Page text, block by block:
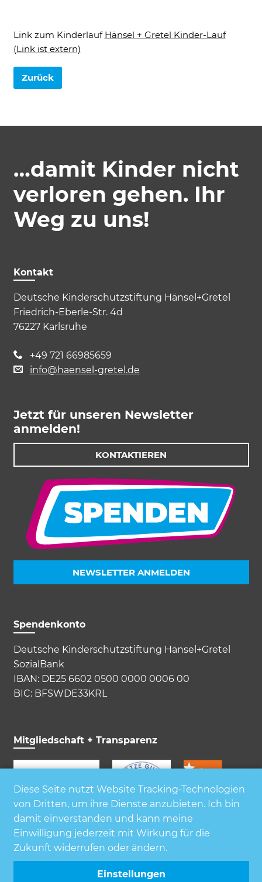
Link zum Kinderlauf Hänsel + Gretel Kinder-Lauf
(Link ist extern)
Zurück
…damit Kinder nicht
verloren gehen. Ihr
Weg zu uns!
Kontakt
Deutsche Kinderschutzstiftung Hänsel+Gretel
Friedrich-Eberle-Str. 4d
76227 Karlsruhe
+49 721 66985659
info@haensel-gretel.de
Jetzt für unseren Newsletter
anmelden!
KONTAKTIEREN
NEWSLETTER ANMELDEN
Spendenkonto
Deutsche Kinderschutzstiftung Hänsel+Gretel
SozialBank
IBAN: DE25 6602 0500 0000 0006 00
BIC: BFSWDE33KRL
Mitgliedschaft + Transparenz
Diese Seite nutzt Website Tracking-Technologien
von Dritten, um ihre Dienste anzubieten. Ich bin
damit einverstanden und kann meine
Einwilligung jederzeit mit Wirkung für die
Zukunft widerrufen oder ändern.
Einstellungen
Akzeptieren Speichern Ablehnen
Impressum Datenschutz